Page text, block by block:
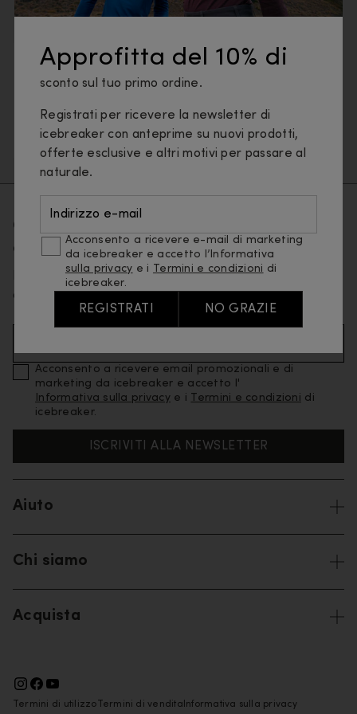
Intimo Base Layer T-shirt e Canotte
Maglie a Manica Lunga
Felpe e Felpe con Cappuccio Giacche e Gilet
Calze
Approfitta del 10% di
sconto sul tuo primo ordine.
Registrati per ricevere la newsletter di
icebreaker con anteprime su nuovi prodotti,
offerte esclusive e altri motivi per passare al
naturale.
Indirizzo e-mail
Acconsento a ricevere e-mail di marketing
da icebreaker e accetto l’Informativa
sulla privacy e i Termini e condizioni di
icebreaker.
REGISTRATI NO GRAZIE
Ottieni il 10% di sconto sul tuo primo
ordine
Iscriviti alla nostra mailing list e sarai il primo a
conoscere i nuovi prodotti e le offerte speciali.
Acconsento a ricevere email promozionali e di
marketing da icebreaker e accetto l'
Informativa sulla privacy e i Termini e condizioni di
icebreaker.
ISCRIVITI ALLA NEWSLETTER
Aiuto
Chi siamo
Acquista
Termini di utilizzo Termini di vendita Informativa sulla privacy